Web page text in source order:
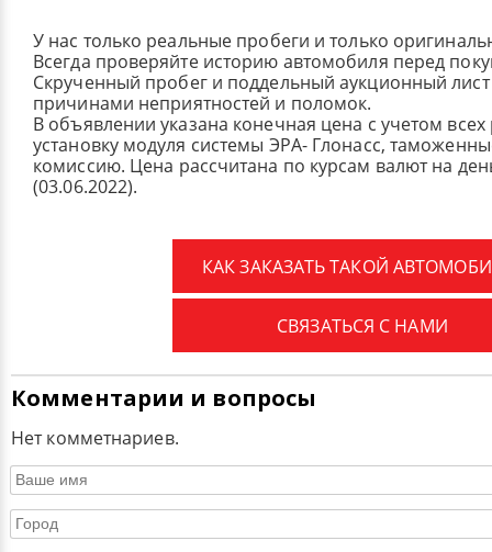
У нас только реальные пробеги и только
Всегда проверяйте историю автомобиля перед
Скрученный пробег и поддельный аукционный лист
причинами неприятностей и поломок.
В объявлении указана конечная цена с учетом
установку модуля системы ЭРА- Глонасс,
комиссию. Цена рассчитана по курсам валют на
(03.06.2022).
КАК ЗАКАЗАТЬ ТАКОЙ
СВЯЗАТЬСЯ С НАМИ
Комментарии и вопросы
Нет комметнариев.